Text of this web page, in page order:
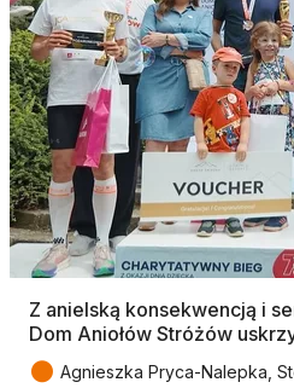
Z anielską konsekwencją i
Dom Aniołów Stróżów
● Agnieszka Pryca-Nalepka,